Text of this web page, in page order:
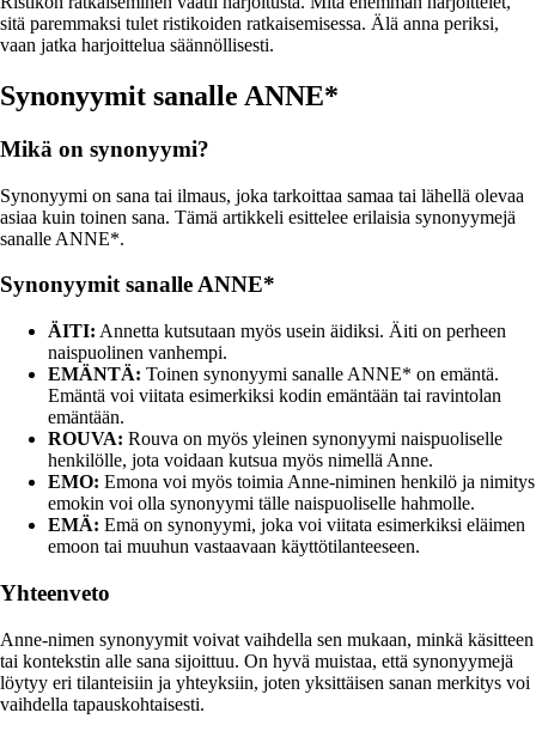
sitä paremmaksi tulet ristikoiden ratkaisemisessa. Älä anna periksi,
vaan jatka harjoittelua säännöllisesti.
Synonyymit sanalle ANNE*
Mikä on synonyymi?
Synonyymi on sana tai ilmaus, joka tarkoittaa samaa tai lähellä olevaa
asiaa kuin toinen sana. Tämä artikkeli esittelee erilaisia synonyymejä
sanalle ANNE*.
Synonyymit sanalle ANNE*
ÄITI: Annetta kutsutaan myös usein äidiksi. Äiti on perheen
naispuolinen vanhempi.
EMÄNTÄ: Toinen synonyymi sanalle ANNE* on emäntä.
Emäntä voi viitata esimerkiksi kodin emäntään tai ravintolan
emäntään.
ROUVA: Rouva on myös yleinen synonyymi naispuoliselle
henkilölle, jota voidaan kutsua myös nimellä Anne.
EMO: Emona voi myös toimia Anne-niminen henkilö ja nimitys
emokin voi olla synonyymi tälle naispuoliselle hahmolle.
EMÄ: Emä on synonyymi, joka voi viitata esimerkiksi eläimen
emoon tai muuhun vastaavaan käyttötilanteeseen.
Yhteenveto
Anne-nimen synonyymit voivat vaihdella sen mukaan, minkä käsitteen
tai kontekstin alle sana sijoittuu. On hyvä muistaa, että synonyymejä
löytyy eri tilanteisiin ja yhteyksiin, joten yksittäisen sanan merkitys voi
vaihdella tapauskohtaisesti.